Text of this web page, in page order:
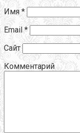
Имя *
Email *
Сайт
Комментарий